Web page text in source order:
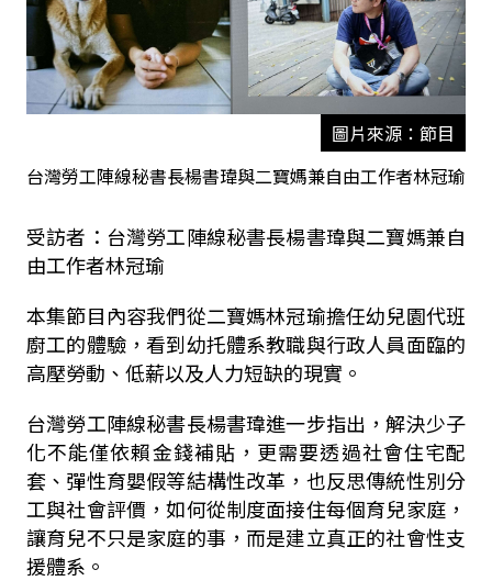
圖片來源：節目
台灣勞工陣線秘書長楊書瑋與二寶媽兼自由工作者林冠瑜
受訪者：台灣勞工陣線秘書長楊書瑋與二寶媽兼自
由工作者林冠瑜
本集節目內容我們從二寶媽林冠瑜擔任幼兒園代班
廚工的體驗，看到幼托體系教職與行政人員面臨的
高壓勞動、低薪以及人力短缺的現實。
台灣勞工陣線秘書長楊書瑋進一步指出，解決少子
化不能僅依賴金錢補貼，更需要透過社會住宅配
套、彈性育嬰假等結構性改革，也反思傳統性別分
工與社會評價，如何從制度面接住每個育兒家庭，
讓育兒不只是家庭的事，而是建立真正的社會性支
援體系。